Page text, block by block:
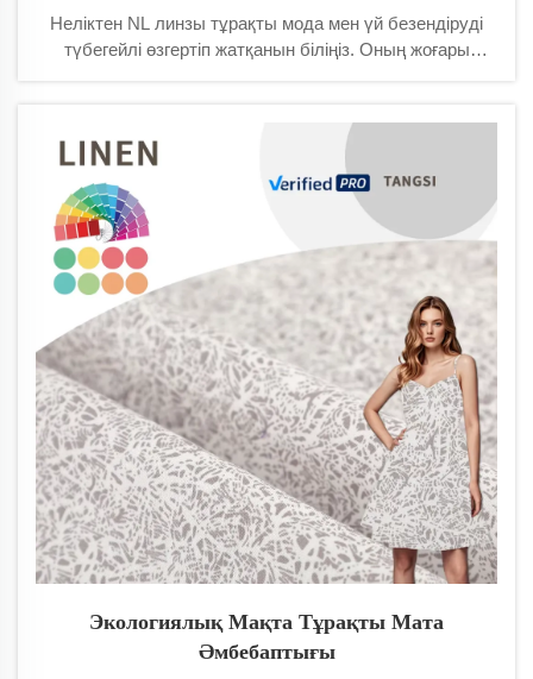
Неліктен NL линзы тұрақты мода мен үй безендіруді
түбегейлі өзгертіп жатқанын біліңіз. Оның жоғары
Экологиялық Мақта Тұрақты Мата
Әмбебаптығы